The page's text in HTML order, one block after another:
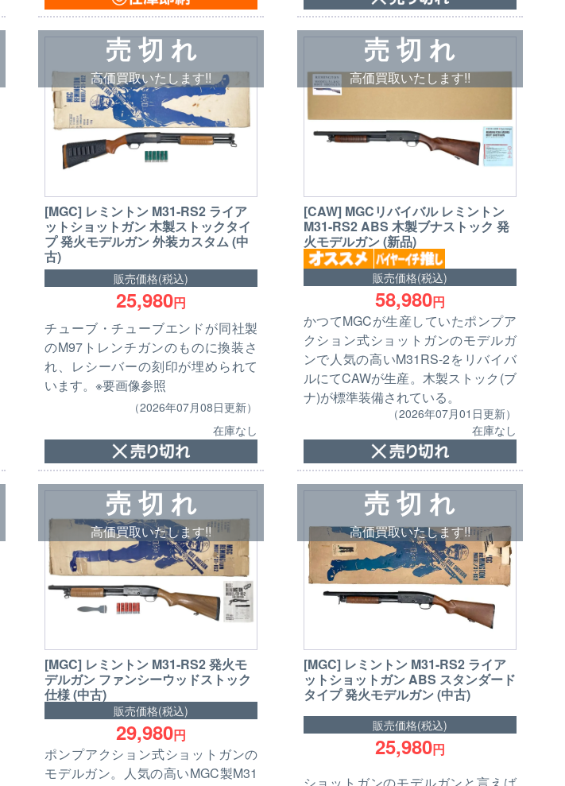
売 切 れ
高価買取いたします!!
[MGC] レミントン M31-RS2 ライア
ットショットガン 木製ストックタイ
プ 発火モデルガン 外装カスタム (中
古)
販売価格(税込)
25,980円
チューブ・チューブエンドが同社製
のM97トレンチガンのものに換装さ
れ、レシーバーの刻印が埋められて
います。※要画像参照
（2026年07月08日更新）
在庫なし
売 切 れ
高価買取いたします!!
[CAW] MGCリバイバル レミントン
M31-RS2 ABS 木製ブナストック 発
火モデルガン (新品)
販売価格(税込)
58,980円
かつてMGCが生産していたポンプア
クション式ショットガンのモデルガ
ンで人気の高いM31RS-2をリバイバ
ルにてCAWが生産。木製ストック(ブ
ナ)が標準装備されている。
（2026年07月01日更新）
在庫なし
売 切 れ
高価買取いたします!!
[MGC] レミントン M31-RS2 発火モ
デルガン ファンシーウッドストック
仕様 (中古)
販売価格(税込)
29,980円
ポンプアクション式ショットガンの
モデルガン。人気の高いMGC製M31
売 切 れ
高価買取いたします!!
[MGC] レミントン M31-RS2 ライア
ットショットガン ABS スタンダード
タイプ 発火モデルガン (中古)
販売価格(税込)
25,980円